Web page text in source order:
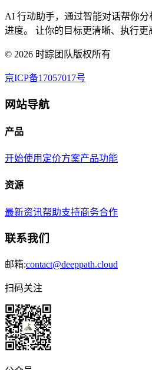
AI 行动助手，通过智能对话帮你
进度。 让你的目标更清晰、执行更
© 2026 时踪团队版权所有
京ICP备17057017号
网站导航
产品
开始使用 定价方案产品功能
资源
最新资讯帮助支持商务合作
联系我们
邮箱:contact@deeppath.cloud
扫码关注